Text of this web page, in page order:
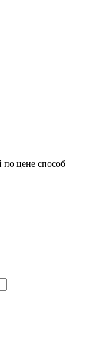
цене способ